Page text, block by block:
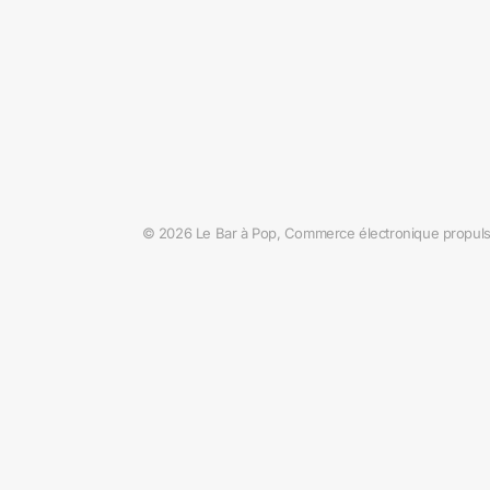
© 2026 Le Bar à Pop, Commerce électronique